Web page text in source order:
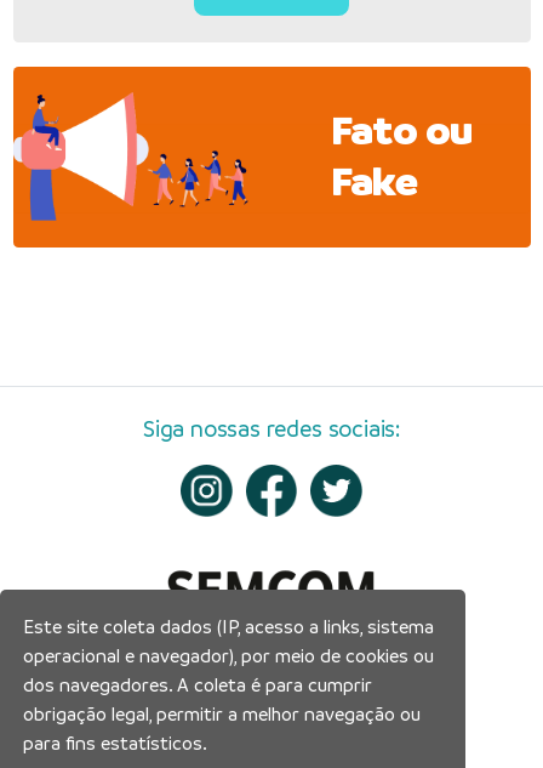
Fato ou
Fake
Siga nossas redes sociais:
Este site coleta dados (IP, acesso a links, sistema
operacional e navegador), por meio de cookies ou
dos navegadores. A coleta é para cumprir
obrigação legal, permitir a melhor navegação ou
para fins estatísticos.